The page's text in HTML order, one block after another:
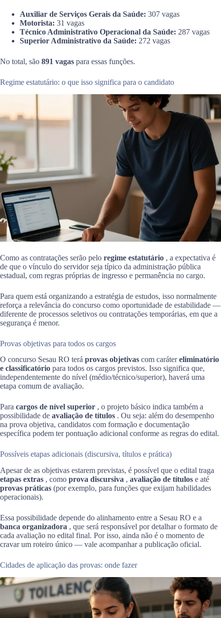
Auxiliar de Serviços Gerais da Saúde: 307 vagas
Motorista: 31 vagas
Técnico Administrativo Operacional da Saúde: 287 vagas
Superior Administrativo da Saúde: 272 vagas
No total, são 891 vagas para essas funções.
Regime estatutário: o que isso significa para o candidato
Como as contratações serão pelo regime estatutário , a expectativa é
de que o vínculo do servidor seja típico da administração pública
estadual, com regras próprias de ingresso e permanência no cargo.
Para quem está organizando a estratégia de estudos, isso normalmente
reforça a relevância do concurso como oportunidade de estabilidade —
diferente de processos seletivos ou contratações temporárias, em que a
segurança é menor.
Provas objetivas para todos os cargos
O concurso Sesau RO terá provas objetivas com carátereliminatório
e classificatório para todos os cargos previstos. Isso significa que,
independentemente do nível (médio/técnico/superior), haverá uma
etapa comum de avaliação.
Para cargos de nível superior , o projeto básico indica também a
possibilidade de avaliação de títulos . Ou seja: além do desempenho
na prova objetiva, candidatos com formação e documentação
específica podem ter pontuação adicional conforme as regras do edital.
Possíveis etapas adicionais (discursiva, títulos e prática)
Apesar de as objetivas estarem previstas, é possível que o edital traga
etapas extras , como prova discursiva , avaliação de títulos e até
provas práticas (por exemplo, para funções que exijam habilidades
operacionais).
Essa possibilidade depende do alinhamento entre a Sesau RO e a
banca organizadora , que será responsável por detalhar o formato de
cada avaliação no edital final. Por isso, ainda não é o momento de
cravar um roteiro único — vale acompanhar a publicação oficial.
Cidades de aplicação das provas: onde fazer